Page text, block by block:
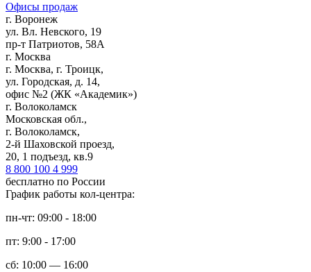
Офисы продаж
г. Воронеж
ул. Вл. Невского, 19
пр-т Патриотов, 58А
г. Москва
г. Москва, г. Троицк,
ул. Городская, д. 14,
офис №2 (ЖК «Академик»)
г. Волоколамск
Московская обл.,
г. Волоколамск,
2-й Шаховской проезд,
20, 1 подъезд, кв.9
8 800 100 4 999
бесплатно по России
График работы кол-центра:
пн-чт: 09:00 - 18:00
пт: 9:00 - 17:00
сб: 10:00 — 16:00